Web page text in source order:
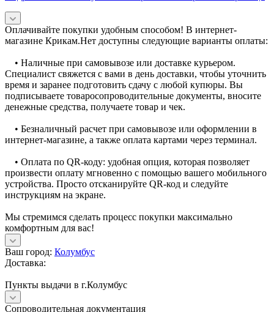
Оплачивайте покупки удобным способом! В интернет-
магазине Крикам.Нет доступны следующие варианты оплаты:
• Наличные при самовывозе или доставке курьером.
Специалист свяжется с вами в день доставки, чтобы уточнить
время и заранее подготовить сдачу с любой купюры. Вы
подписываете товаросопроводительные документы, вносите
денежные средства, получаете товар и чек.
• Безналичный расчет при самовывозе или оформлении в
интернет-магазине, а также оплата картами через терминал.
• Оплата по QR-коду: удобная опция, которая позволяет
произвести оплату мгновенно с помощью вашего мобильного
устройства. Просто отсканируйте QR-код и следуйте
инструкциям на экране.
Мы стремимся сделать процесс покупки максимально
комфортным для вас!
Ваш город: Колумбус
Доставка:
Пункты выдачи в г.Колумбус
Сопроводительная документация